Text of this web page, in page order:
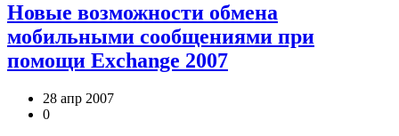
Новые возможности обмена
мобильными сообщениями при
помощи Exchange 2007
28 апр 2007
0